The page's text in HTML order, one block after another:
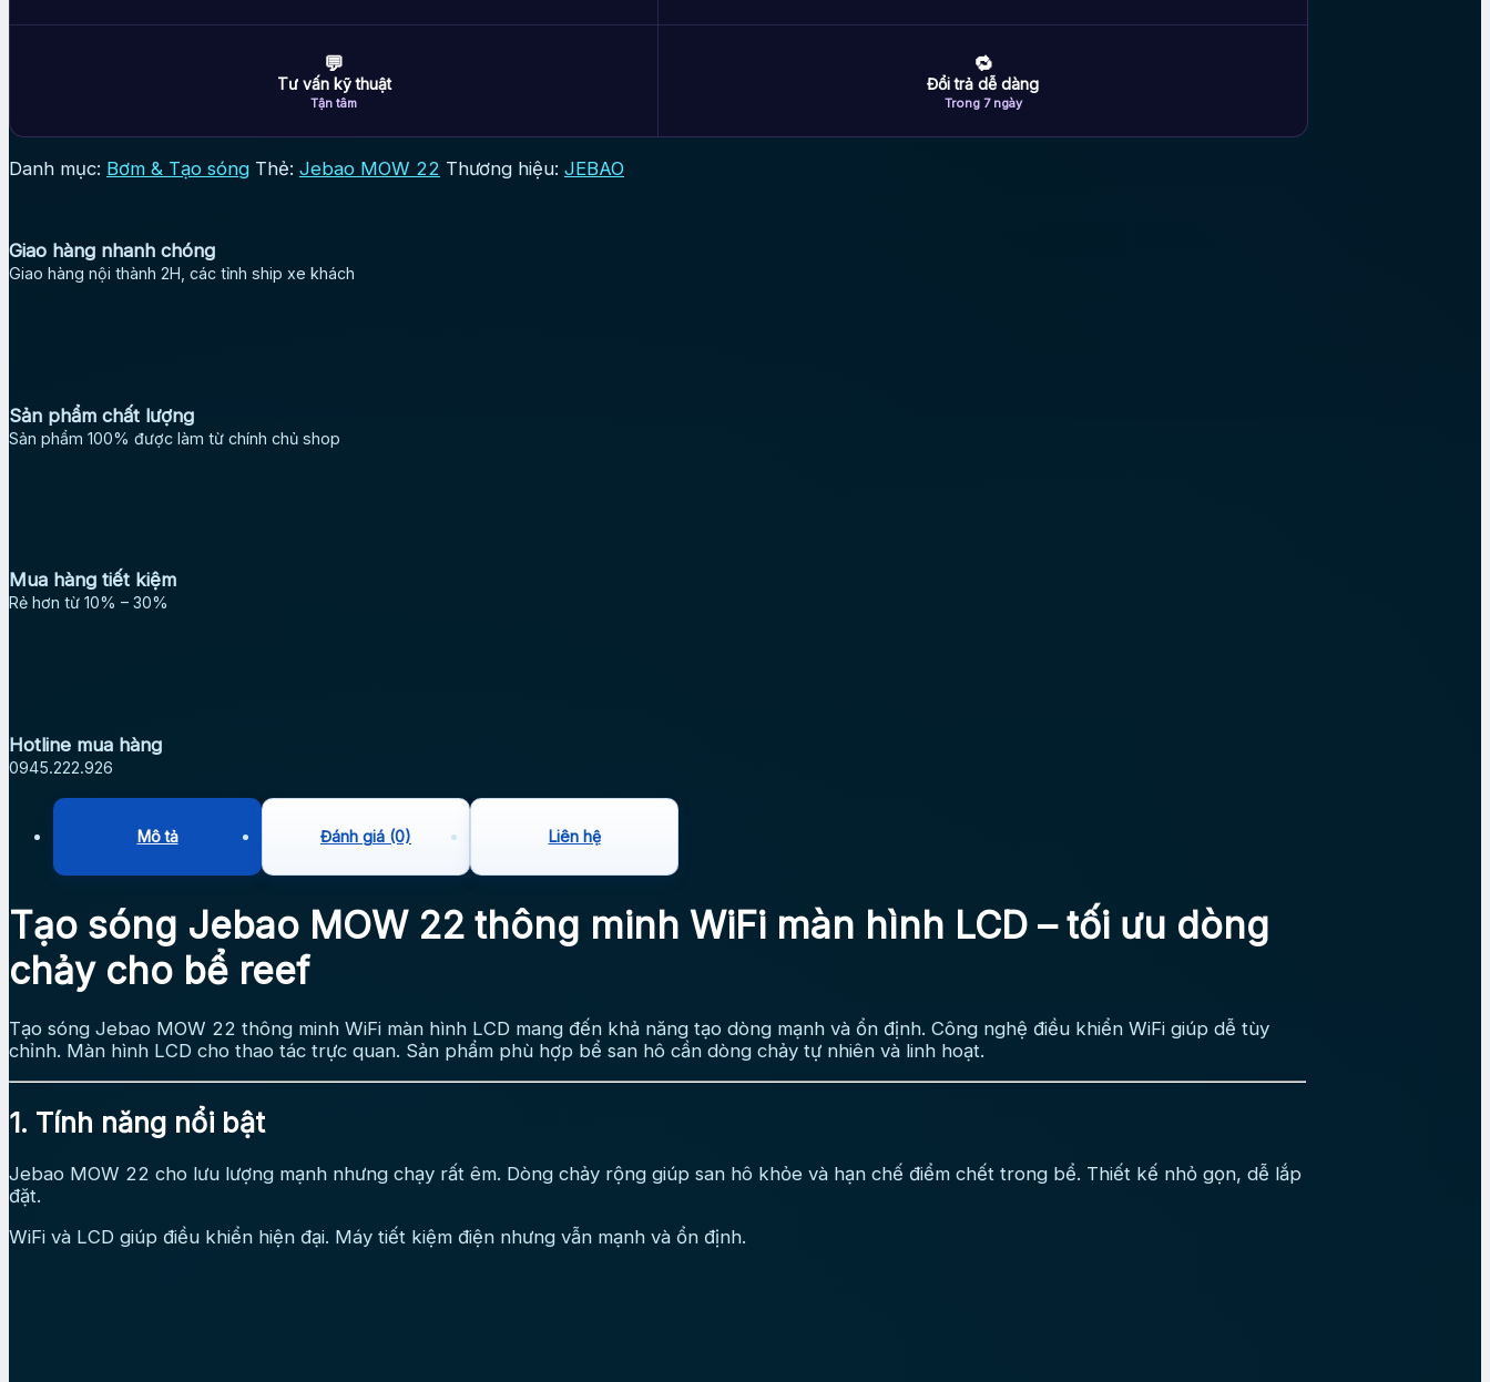
Lưu
💬
Tư vấn kỹ thuật
Tận tâm
🔁
Đổi trả dễ dàng
Trong 7 ngày
Danh mục: Bơm & Tạo sóng Thẻ: Jebao MOW 22 Thương hiệu: JEBAO
Giao hàng nhanh chóng
Giao hàng nội thành 2H, các tỉnh ship xe khách
Sản phẩm chất lượng
Sản phẩm 100% được làm từ chính chủ shop
Mua hàng tiết kiệm
Rẻ hơn từ 10% – 30%
Hotline mua hàng
0945.222.926
Mô tả Đánh giá (0) Liên hệ
Tạo sóng Jebao MOW 22 thông minh WiFi màn hình LCD – tối ưu dòng
chảy cho bể reef
Tạo sóng Jebao MOW 22 thông minh WiFi màn hình LCD mang đến khả năng tạo dòng mạnh và ổn định. Công nghệ điều khiển WiFi giúp dễ tùy
chỉnh. Màn hình LCD cho thao tác trực quan. Sản phẩm phù hợp bể san hô cần dòng chảy tự nhiên và linh hoạt.
1. Tính năng nổi bật
Jebao MOW 22 cho lưu lượng mạnh nhưng chạy rất êm. Dòng chảy rộng giúp san hô khỏe và hạn chế điểm chết trong bể. Thiết kế nhỏ gọn, dễ lắp
đặt.
WiFi và LCD giúp điều khiển hiện đại. Máy tiết kiệm điện nhưng vẫn mạnh và ổn định.